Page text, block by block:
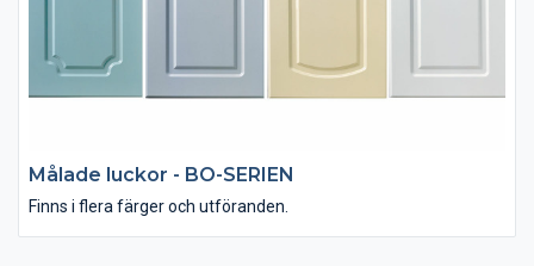
Målade luckor - BO-SERIEN
Finns i flera färger och utföranden.